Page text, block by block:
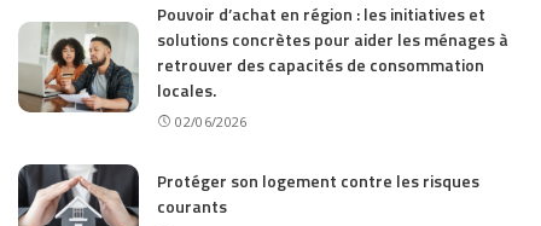
Pouvoir d’achat en région : les initiatives et
solutions concrètes pour aider les ménages à
retrouver des capacités de consommation
locales.
02/06/2026
Protéger son logement contre les risques
courants